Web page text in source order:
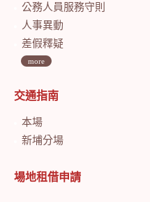
公務人員服務守則
人事異動
差假釋疑
more
交通指南
本場
新埔分場
場地租借申請